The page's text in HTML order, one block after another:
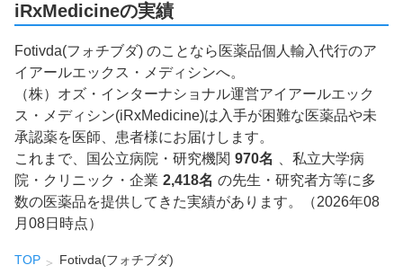
iRxMedicineの実績
Fotivda(フォチブダ) のことなら医薬品個人輸入代行のア
イアールエックス・メディシンへ。
（株）オズ・インターナショナル運営アイアールエック
ス・メディシン(iRxMedicine)は入手が困難な医薬品や未
承認薬を医師、患者様にお届けします。
これまで、国公立病院・研究機関 970名
、私立大学病
院・クリニック・企業 2,418名 の先生・研究者方等に多
数の医薬品を提供してきた実績があります。（2026年08
月08日時点）
TOP Fotivda(フォチブダ)